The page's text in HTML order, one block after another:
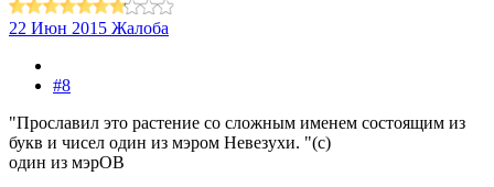
22 Июн 2015 Жалоба
#8
"Прославил это растение со сложным именем состоящим из
букв и чисел один из мэром Невезухи. "(с)
один из мэрОВ